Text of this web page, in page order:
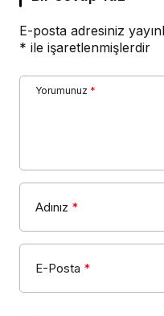
E-posta adresiniz
* ile işaretlenmişlerdir
Yorumunuz *
Adınız *
E-Posta *